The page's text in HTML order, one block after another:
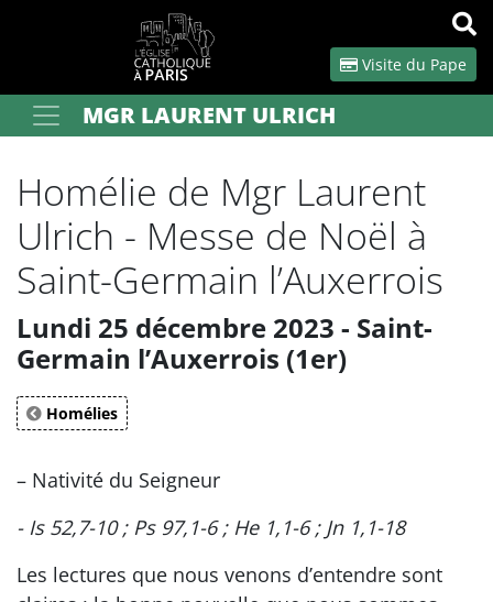
Visite du Pape
Votre rechercheMGR LAURENT ULRICH
Homélie de Mgr Laurent
Ulrich - Messe de Noël à
Saint-Germain l’Auxerrois
Lundi 25 décembre 2023 - Saint-
Germain l’Auxerrois (1er)
Homélies
– Nativité du Seigneur
- Is 52,7-10 ; Ps 97,1-6 ; He 1,1-6 ; Jn 1,1-18
Les lectures que nous venons d’entendre sont
Panneau de gestion des cookies